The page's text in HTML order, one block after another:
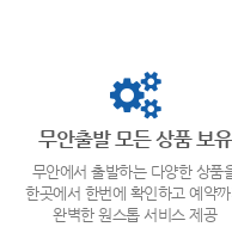
무안출발 모든 상품 보유
무안에서 출발하는 다양한 상품
한곳에서 한번에 확인하고 예약까
완벽한 원스톱 서비스 제공